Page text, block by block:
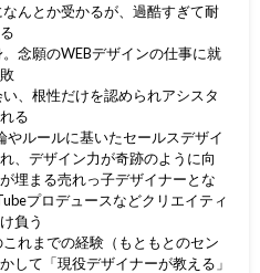
んとか受かるが、過酷すぎて耐
念願のWEBデザインの仕事に就
、根性だけを認められアシスタ
る
やルールに基いたセールスデザイ
、デザイン力が奇跡のように向
埋まる売れっ子デザイナーとな
プロデュースなどクリエイティ
負う
れまでの経験（もともとのセン
して「現役デザイナーが教える」